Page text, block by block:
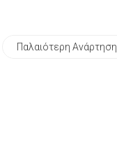
Παλαιότερη Ανάρτηση